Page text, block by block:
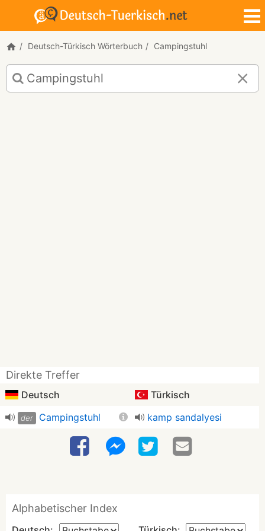
Deutsch-Türkisch Wörterbuch Campingstuhl
Deutsch-
Türkisch
Übersetzung
Direkte Treffer
Deutsch Türkisch
der Campingstuhl kamp sandalyesi
Alphabetischer Index